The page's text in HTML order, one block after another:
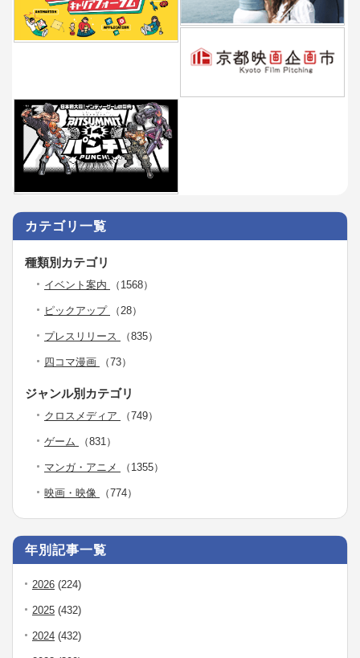
カテゴリ一覧
種類別カテゴリ
イベント案内 （1568）
ピックアップ （28）
プレスリリース （835）
四コマ漫画 （73）
ジャンル別カテゴリ
クロスメディア （749）
ゲーム （831）
マンガ・アニメ （1355）
映画・映像 （774）
年別記事一覧
2026 (224)
2025 (432)
2024 (432)